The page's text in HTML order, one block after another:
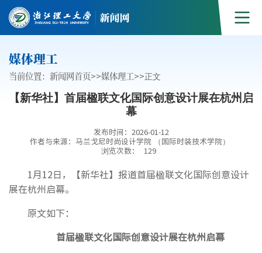
媒体理工
当前位置： 新闻网首页>>媒体理工>>正文
【新华社】首届楹联文化国际创意设计展在杭州启
幕
发布时间：2026-01-12
作者与来源：马兰戈尼时尚设计学院 （国际时装技术学院）
浏览次数：
129
1月12日，【新华社】报道首届楹联文化国际创意设计
展在杭州启幕。
原文如下：
首届楹联文化国际创意设计展在杭州启幕